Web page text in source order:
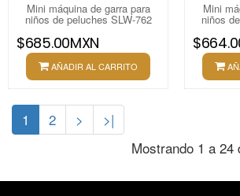
Mini máquina de garra para
niños de peluches SLW-762
$685.00MXN
AÑADIR AL CARRITO
Mini
niños
1 2 >
>|
Mostrando 1 a 24